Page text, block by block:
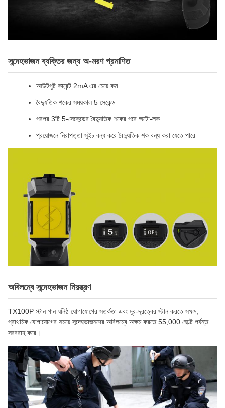
সন্দেহভাজন ব্যক্তির জন্য অ-মরণ প্রমাণিত
আউটপুট কারেন্ট 2mA এর চেয়ে কম
বৈদ্যুতিক শকের সময়কাল 5 সেকেন্ড
পরপর 3টি 5-সেকেন্ডের বৈদ্যুতিক শকের পরে অটো-লক
প্রয়োজনে নিরাপত্তা সুইচ বন্ধ করে বৈদ্যুতিক শক বন্ধ করা যেতে পারে
অবিলম্বে সন্দেহভাজন নিয়ন্ত্রণ
TX100P স্টান গান ঘনিষ্ঠ যোগাযোগের সতর্কতা এবং দূর-দূরত্বের স্টান করতে সক্ষম,
প্রাথমিক যোগাযোগের সময়ে সন্দেহভাজনদের অবিলম্বে অক্ষম করতে 55,000 ভোল্ট পর্যন্ত
সরবরাহ করে।